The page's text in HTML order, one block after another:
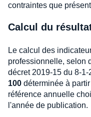
contraintes que
Calcul du
Le calcul des
professionnelle, selon
décret 2019-15 du 8-
100 déterminée à
référence annuelle
l'année de publication.